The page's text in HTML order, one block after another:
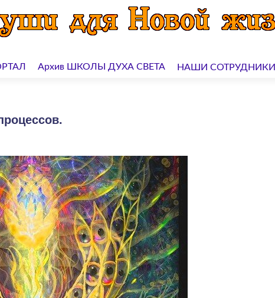
Архив ШКОЛЫ ДУХА СВЕТА НАШИ СОТРУДНИКИ